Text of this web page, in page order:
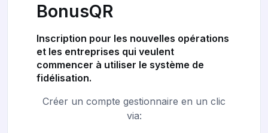
BonusQR
Inscription pour les nouvelles opérations
et les entreprises qui veulent
commencer à utiliser le système de
fidélisation.
Créer un compte gestionnaire en un clic
via: